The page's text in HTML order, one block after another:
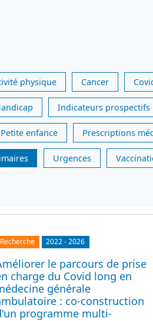
physique Cancer
Indicateurs prospectifs
Petite enfance Prescriptions
Urgences
Recherche 2022-2026
le parcours de prise
charge du Covid long en
générale
: co-construction
programme multi-